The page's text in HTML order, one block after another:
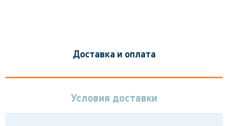
Доставка и оплата
Условия доставки